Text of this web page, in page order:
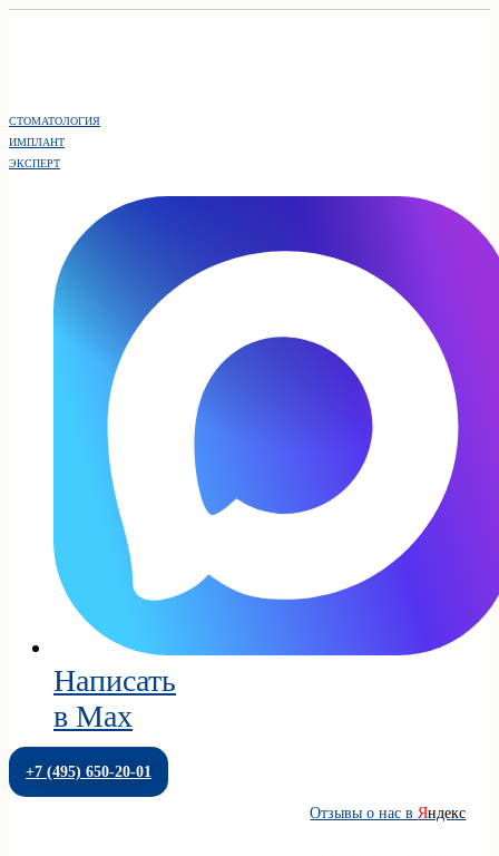
СТОМАТОЛОГИЯ
ИМПЛАНТ
ЭКСПЕРТ
Написать
в Max
+7 (495) 650-20-01
Отзывы о нас вЯндекс